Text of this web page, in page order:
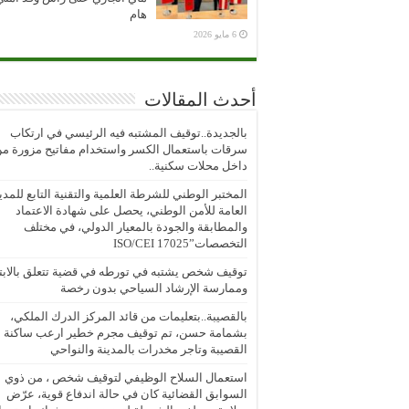
هام
6 مايو 2026
أحدث المقالات
بالجديدة..توقيف المشتبه فيه الرئيسي في ارتكاب
سرقات باستعمال الكسر واستخدام مفاتيح مزورة
داخل محلات سكنية..
المختبر الوطني للشرطة العلمية والتقنية التابع
العامة للأمن الوطني، يحصل على شهادة الاعتماد
والمطابقة والجودة بالمعيار الدولي، في مختلف
التخصصات”ISO/CEI 17025
توقيف شخص يشتبه في تورطه في قضية تتعلق
وممارسة الإرشاد السياحي بدون رخصة
بالقصيبة..بتعليمات من قائد المركز الدرك الملكي،
بشمامة حسن، تم توقيف مجرم خطير ارعب ساكنة
القصيبة وتاجر مخدرات بالمدينة والنواحي
استعمال السلاح الوظيفي لتوقيف شخص ، من ذوي
السوابق القضائية كان في حالة اندفاع قوية، عرّض